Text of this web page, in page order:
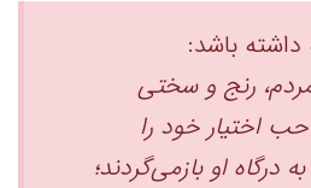
داشته باشد:
رنج و سختی
اختیار خود را
درگاه او بازمی‌گردند؛